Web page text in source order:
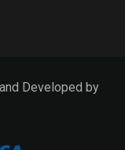
Developed by